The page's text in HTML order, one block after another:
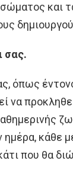
και
σας.
όπως
να
ημέρα, κάθε
που θα